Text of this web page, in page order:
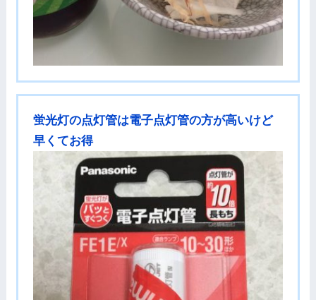
蛍光灯の点灯管は電子点灯管の方が高いけど
早くてお得